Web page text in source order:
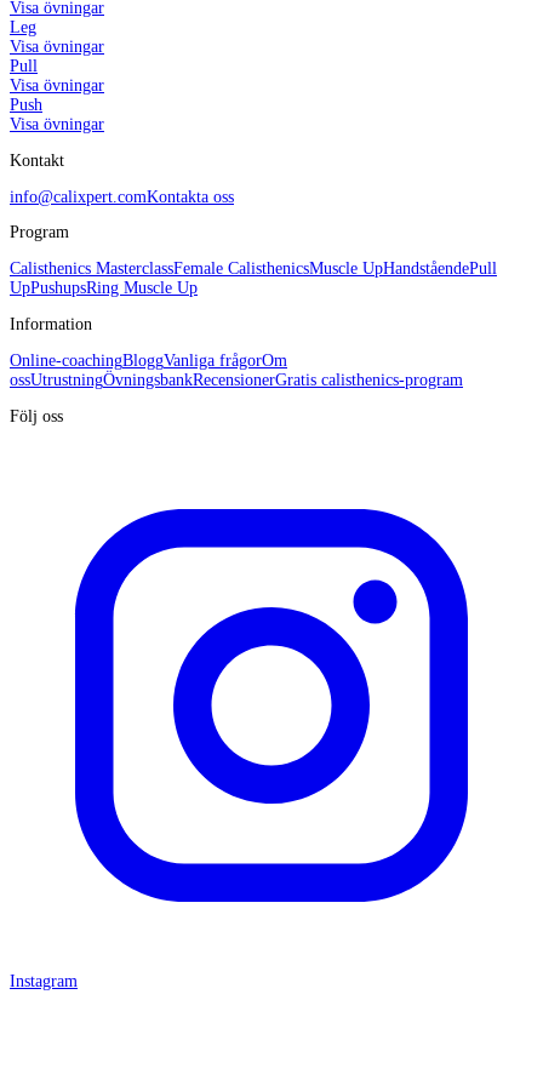
Visa övningar
Leg
Visa övningar
Pull
Visa övningar
Push
Visa övningar
Kontakt
info@calixpert.comKontakta oss
Program
Calisthenics MasterclassFemale CalisthenicsMuscle UpHandståendePull
UpPushupsRing Muscle Up
Information
Online-coachingBloggVanliga frågorOm
ossUtrustningÖvningsbankRecensionerGratis calisthenics-program
Följ oss
Instagram